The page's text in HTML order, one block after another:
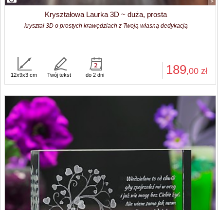
Kryształowa Laurka 3D ~ duża, prosta
kryształ 3D o prostych krawędziach z Twoją własną dedykacją
189,00 zł
12x9x3 cm Twój tekst do 2 dni